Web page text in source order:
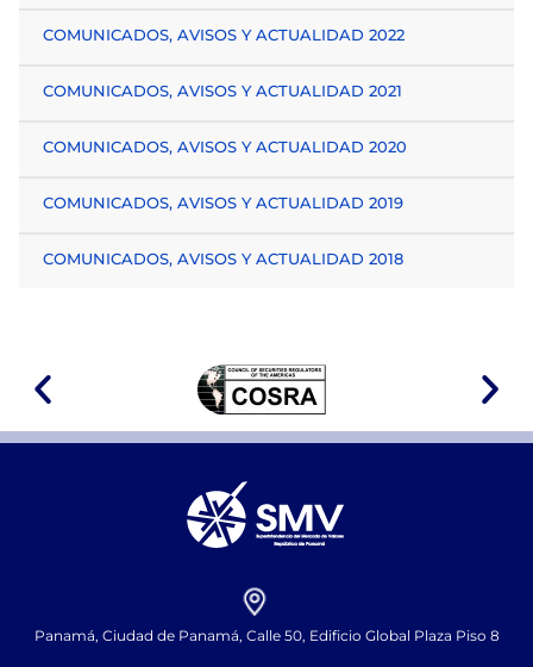
COMUNICADOS, AVISOS Y ACTUALIDAD 2022
COMUNICADOS, AVISOS Y ACTUALIDAD 2021
COMUNICADOS, AVISOS Y ACTUALIDAD 2020
COMUNICADOS, AVISOS Y ACTUALIDAD 2019
COMUNICADOS, AVISOS Y ACTUALIDAD 2018
Panamá, Ciudad de Panamá, Calle 50, Edificio Global Plaza Piso 8